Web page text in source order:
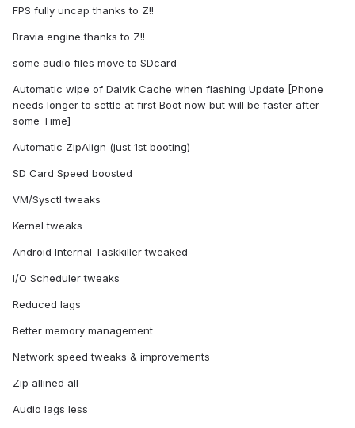
FPS fully uncap thanks to Z!!
Bravia engine thanks to Z!!
some audio files move to SDcard
Automatic wipe of Dalvik Cache when flashing Update [Phone
needs longer to settle at first Boot now but will be faster after
some Time]
Automatic ZipAlign (just 1st booting)
SD Card Speed boosted
VM/Sysctl tweaks
Kernel tweaks
Android Internal Taskkiller tweaked
I/O Scheduler tweaks
Reduced lags
Better memory management
Network speed tweaks & improvements
Zip allined all
Audio lags less